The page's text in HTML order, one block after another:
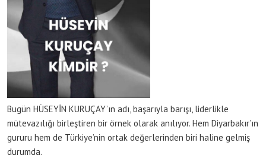
Bugün HÜSEYİN KURUÇAY’ın adı, başarıyla barışı, liderlikle
mütevazılığı birleştiren bir örnek olarak anılıyor. Hem Diyarbakır’ın
gururu hem de Türkiye’nin ortak değerlerinden biri haline gelmiş
durumda.